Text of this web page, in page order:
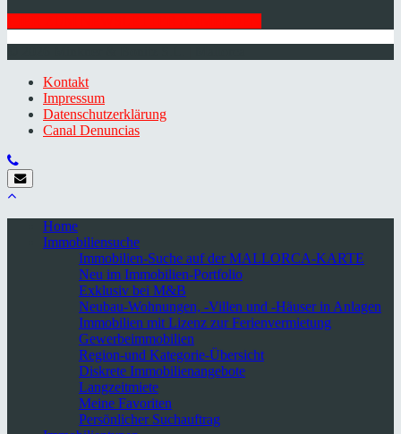
Kontakt
Impressum
Datenschutzerklärung
Canal Denuncias
Home
Immobiliensuche
Immobilien-Suche auf der MALLORCA-KARTE
Neu im Immobilien-Portfolio
Exklusiv bei M&B
Neubau-Wohnungen, -Villen und -Häuser in Anlagen
Immobilien mit Lizenz zur Ferienvermietung
Gewerbeimmobilien
Region-und Kategorie-Übersicht
Diskrete Immobilienangebote
Langzeitmiete
Meine Favoriten
Persönlicher Suchauftrag